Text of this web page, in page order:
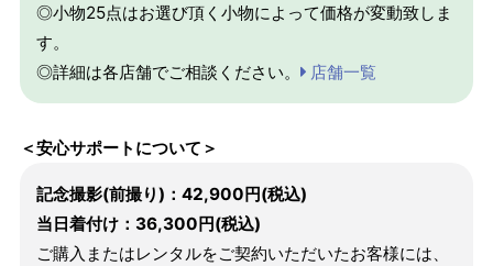
◎小物25点はお選び頂く小物によって価格が変動致しま
す。
◎詳細は各店舗でご相談ください。
店舗一覧
＜安心サポートについて＞
記念撮影(前撮り)：42,900円(税込)
当日着付け：36,300円(税込)
ご購入またはレンタルをご契約いただいたお客様には、